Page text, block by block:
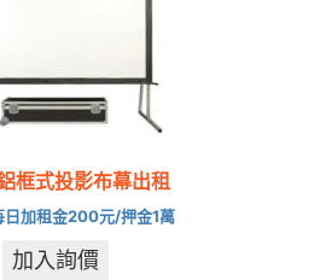
框式投影布幕出租
日加租金200元/押金1萬
加入詢價